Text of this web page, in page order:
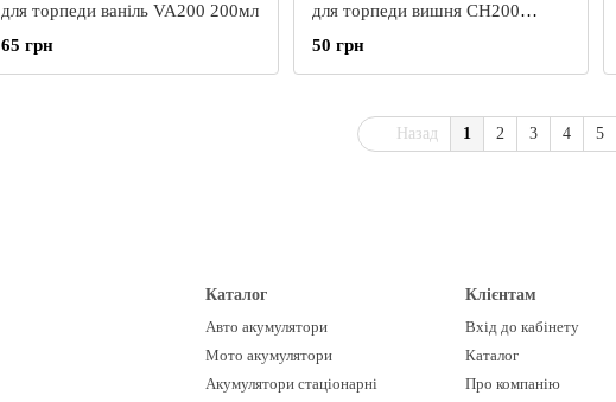
для торпеди ваніль VA200 200мл
65 грн
для торпеди вишня CH200
50 грн
Назад 1 2 3 4 5
Каталог
Авто акумулятори
Мото акумулятори
Акумулятори стаціонарні
Клієнтам
Вхід до кабінету
Каталог
Про компанію